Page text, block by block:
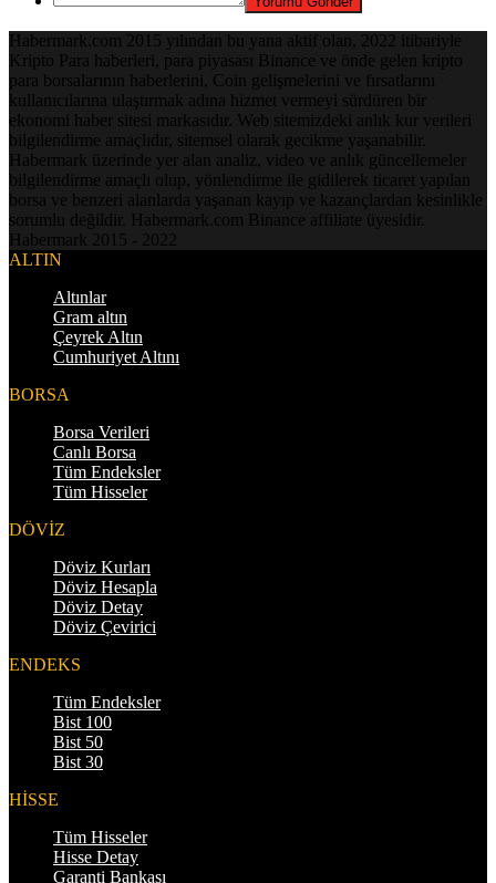
Habermark.com 2015 yılından bu yana aktif olan, 2022 itibariyle
Kripto Para haberleri, para piyasası Binance ve önde gelen kripto
para borsalarının haberlerini, Coin gelişmelerini ve fırsatlarını
kullanıcılarına ulaştırmak adına hizmet vermeyi sürdüren bir
ekonomi haber sitesi markasıdır. Web sitemizdeki anlık kur verileri
bilgilendirme amaçlıdır, sitemsel olarak gecikme yaşanabilir.
Habermark üzerinde yer alan analiz, video ve anlık güncellemeler
bilgilendirme amaçlı olup, yönlendirme ile gidilerek ticaret yapılan
borsa ve benzeri alanlarda yaşanan kayıp ve kazançlardan kesinlikle
sorumlu değildir. Habermark.com Binance affiliate üyesidir.
Habermark 2015 - 2022
ALTIN
Altınlar
Gram altın
Çeyrek Altın
Cumhuriyet Altını
BORSA
Borsa Verileri
Canlı Borsa
Tüm Endeksler
Tüm Hisseler
DÖVİZ
Döviz Kurları
Döviz Hesapla
Döviz Detay
Döviz Çevirici
ENDEKS
Tüm Endeksler
Bist 100
Bist 50
Bist 30
HİSSE
Tüm Hisseler
Hisse Detay
Garanti Bankası